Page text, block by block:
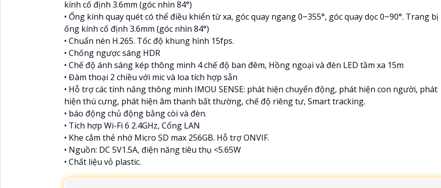
kính cố định 3.6mm (góc nhìn 84°)
• Ống kính quay quét có thể điều khiển từ xa, góc quay ngang 0~355°, góc quay dọc 0~90°. Trang bị
ống kính cố định 3.6mm (góc nhìn 84°)
• Chuẩn nén H.265. Tốc độ khung hình 15fps.
• Chống ngược sáng HDR
• Chế độ ánh sáng kép thông minh 4 chế độ ban đêm, Hồng ngoại và đèn LED tầm xa 15m
• Đàm thoại 2 chiều với mic và loa tích hợp sẵn
• Hỗ trợ các tính năng thông minh IMOU SENSE: phát hiện chuyển động, phát hiện con người, phát
hiện thú cưng, phát hiện âm thanh bất thường, chế độ riêng tư, Smart tracking.
• báo động chủ động bằng còi và đèn.
• Tích hợp Wi-Fi 6 2.4GHz, Cổng LAN
• Khe cắm thẻ nhớ Micro SD max 256GB. Hỗ trợ ONVIF.
• Nguồn: DC 5V1.5A, điện năng tiêu thụ <5.65W
• Chất liệu vỏ plastic.